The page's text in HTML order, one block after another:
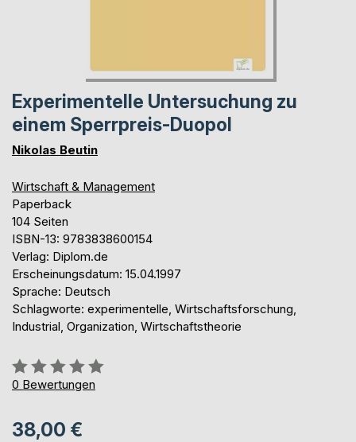
Experimentelle Untersuchung zu
einem Sperrpreis-Duopol
Nikolas Beutin
Wirtschaft & Management
Paperback
104 Seiten
ISBN-13: 9783838600154
Verlag: Diplom.de
Erscheinungsdatum: 15.04.1997
Sprache: Deutsch
Schlagworte: experimentelle, Wirtschaftsforschung,
Industrial, Organization, Wirtschaftstheorie
Bewertung::
0%
0 Bewertungen
38,00 €